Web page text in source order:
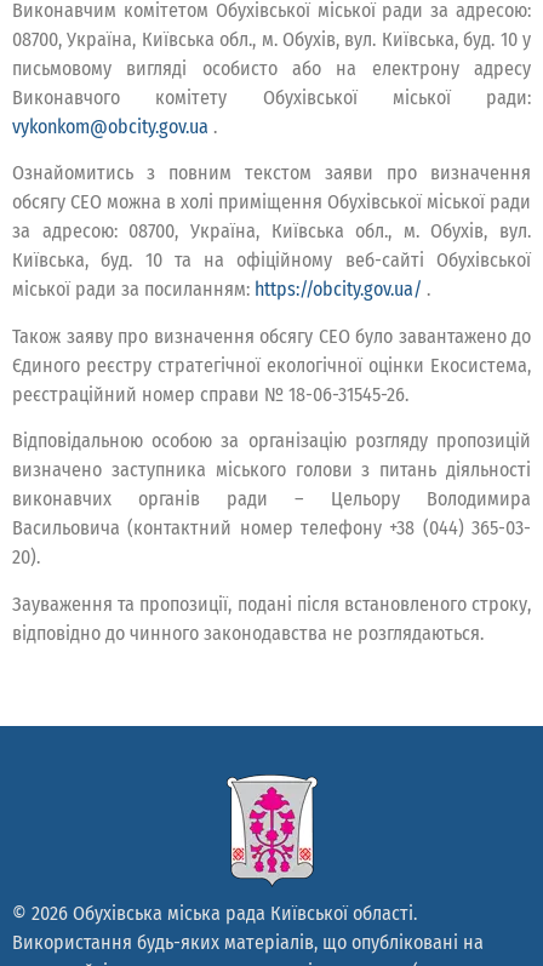
Виконавчим комітетом Обухівської міської ради за адресою:
08700, Україна, Київська обл., м. Обухів, вул. Київська, буд. 10 у
письмовому вигляді особисто або на електрону адресу
Виконавчого комітету Обухівської міської ради:
vykonkom@obcity.gov.ua .
Ознайомитись з повним текстом заяви про визначення
обсягу СЕО можна в холі приміщення Обухівської міської ради
за адресою: 08700, Україна, Київська обл., м. Обухів, вул.
Київська, буд. 10 та на офіційному веб-сайті Обухівської
міської ради за посиланням: https://obcity.gov.ua/ .
Також заяву про визначення обсягу СЕО було завантажено до
Єдиного реєстру стратегічної екологічної оцінки Екосистема,
реєстраційний номер справи № 18-06-31545-26.
Відповідальною особою за організацію розгляду пропозицій
визначено заступника міського голови з питань діяльності
виконавчих органів ради – Цельору Володимира
Васильовича (контактний номер телефону +38 (044) 365-03-
20).
Зауваження та пропозиції, подані після встановленого строку,
відповідно до чинного законодавства не розглядаються.
© 2026 Обухівська міська рада Київської області.
Використання будь-яких матеріалів, що опубліковані на